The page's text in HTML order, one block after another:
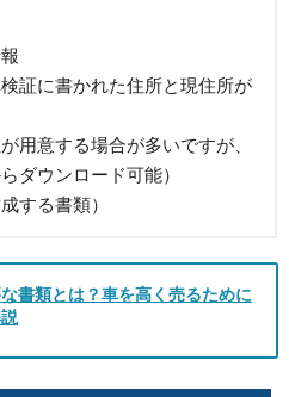
証に書かれた住所と現住所が
用意する場合が多いですが、
ダウンロード可能）
する書類）
書類とは？車を高く売るために